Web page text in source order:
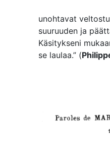
unohtavat
suuruuden ja
Käsitykseni
se laulaa.” (